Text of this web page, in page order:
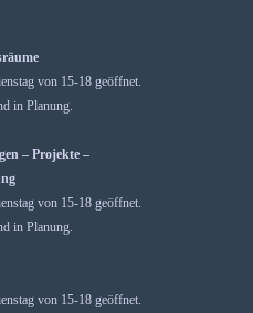
von 15-18 geöffnet.
in Planung.
– Projekte –
von 15-18 geöffnet.
in Planung.
von 15-18 geöffnet.